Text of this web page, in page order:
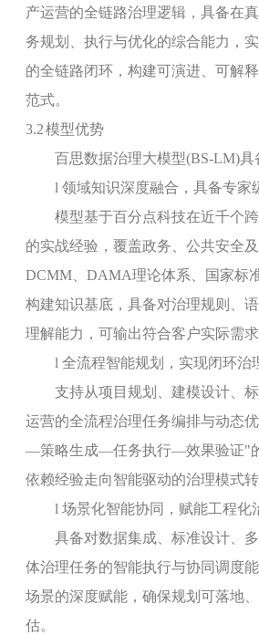
产运营的全链路治理逻辑，具备在
务规划、执行与优化的综合能力，
的全链路闭环，构建可演进、可解
范式。
3.2模型优势
百思数据治理大模型(BS-LM)具
l 领域知识深度融合，具备专家
模型基于百分点科技在近千个
的实战经验，覆盖政务、公共安全
DCMM
DAMA理论体系、国家标
构建知识基底，具备对治理规则、
理解能力，可输出符合客户实际需
l 全流程智能规划，实现闭环治
支持从项目规划、建模设计、
运营的全流程治理任务编排与动态
—策略生成—任务执行—效果验证"
依赖经验走向智能驱动的治理模式转
l 场景化智能协同，赋能工程化
具备对数据集成、标准设计、
体治理任务的智能执行与协同调度
场景的深度赋能，确保规划可落地
估。